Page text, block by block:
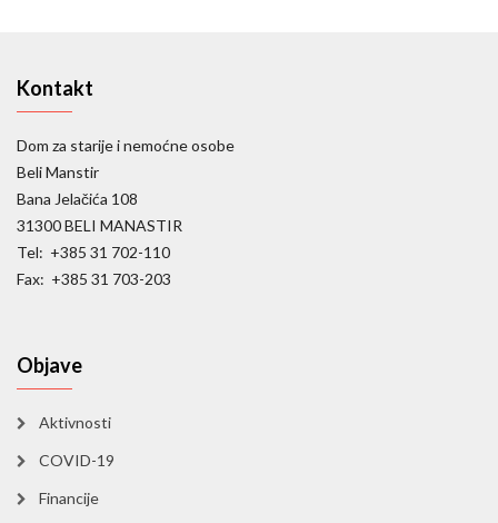
Kontakt
Dom za starije i nemoćne osobe
Beli Manstir
Bana Jelačića 108
31300 BELI MANASTIR
Tel: +385 31 702-110
Fax: +385 31 703-203
Objave
Aktivnosti
COVID-19
Financije